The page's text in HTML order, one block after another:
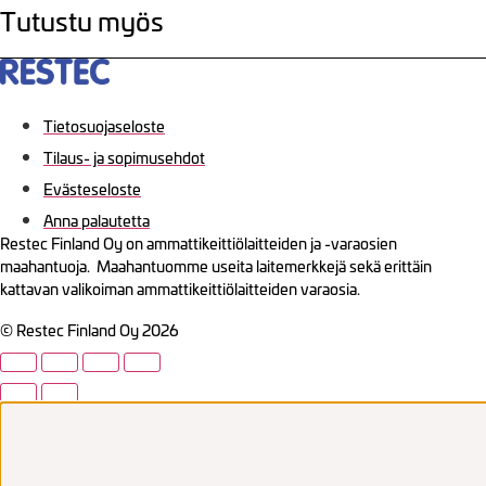
Tutustu myös
Tietosuojaseloste
Tilaus- ja sopimusehdot
Evästeseloste
Anna palautetta
Restec Finland Oy on ammattikeittiölaitteiden ja -varaosien
maahantuoja. Maahantuomme useita laitemerkkejä sekä erittäin
kattavan valikoiman ammattikeittiölaitteiden varaosia.
© Restec Finland Oy 2026